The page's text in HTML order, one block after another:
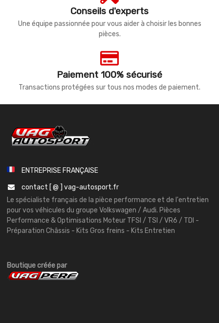
Conseils d'experts
Une équipe passionnée pour vous aider à choisir les bonnes
pièces.
Paiement 100% sécurisé
Transactions protégées sur tous nos modes de paiement.
ENTREPRISE FRANÇAISE
contact [ @ ] vag-autosport.fr
Le spécialiste français de la pièce performance et de l'entretien
pour vos véhicules du groupe Volkswagen / Audi. Pièces
Performance & Optimisations Moteur TFSI / TSI / VR6 / TDI -
Préparation Châssis - Kits Gros freins - Kits Entretien
Boutique créée par